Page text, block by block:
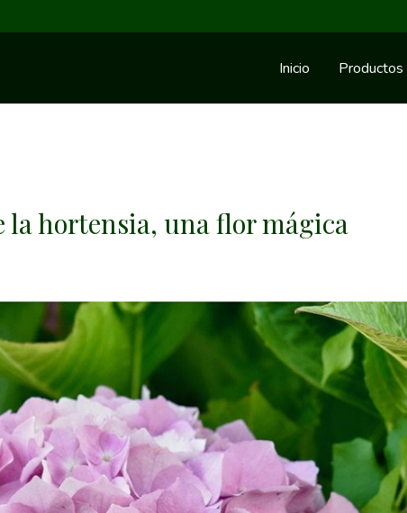
Inicio Productos
la hortensia, una flor mágica